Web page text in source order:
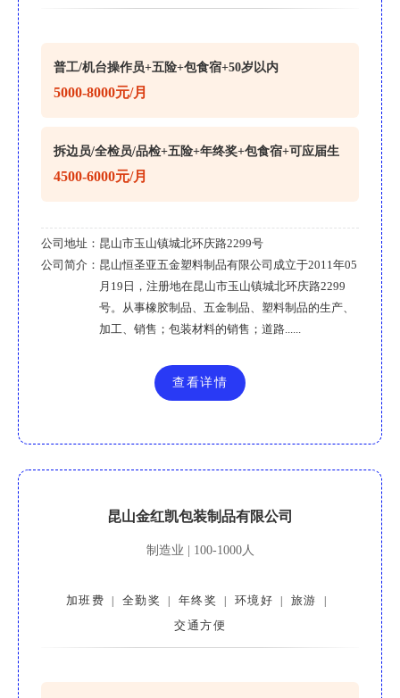
普工/机台操作员+五险+包食宿+50岁以内
5000-8000元/月
拆边员/全检员/品检+五险+年终奖+包食宿+可应届生
4500-6000元/月
公司地址： 昆山市玉山镇城北环庆路2299号
公司简介： 昆山恒圣亚五金塑料制品有限公司成立于2011年05
月19日，注册地在昆山市玉山镇城北环庆路2299
号。从事橡胶制品、五金制品、塑料制品的生产、
加工、销售；包装材料的销售；道路......
查看详情
昆山金红凯包装制品有限公司
制造业 | 100-1000人
加班费 全勤奖 年终奖 环境好 旅游
交通方便